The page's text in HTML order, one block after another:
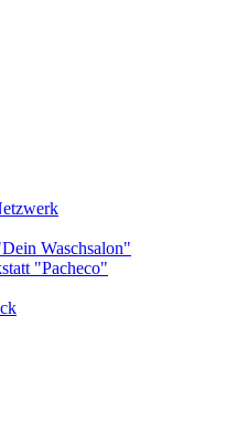
Waschsalon"
"Pacheco"